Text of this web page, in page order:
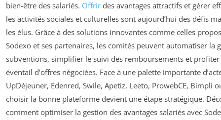
bien-être des salariés. Offrir des avantages attractifs et gérer
les activités sociales et culturelles sont aujourd’hui des défis
les élus. Grâce à des solutions innovantes comme celles
Sodexo et ses partenaires, les comités peuvent automatiser la
subventions, simplifier le suivi des remboursements et profiter
éventail d’offres négociées. Face à une palette importante
UpDéjeuner, Edenred, Swile, Apetiz, Leeto, ProwebCE, Bimpli
choisir la bonne plateforme devient une étape stratégique.
comment optimiser la gestion des avantages salariés avec